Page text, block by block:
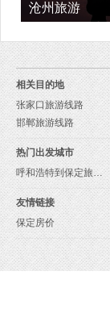
沧州旅游
相关目的地
张家口旅游线路
邯郸旅游线路
热门出发城市
呼和浩特到保定旅游报价
友情链接
保定房价